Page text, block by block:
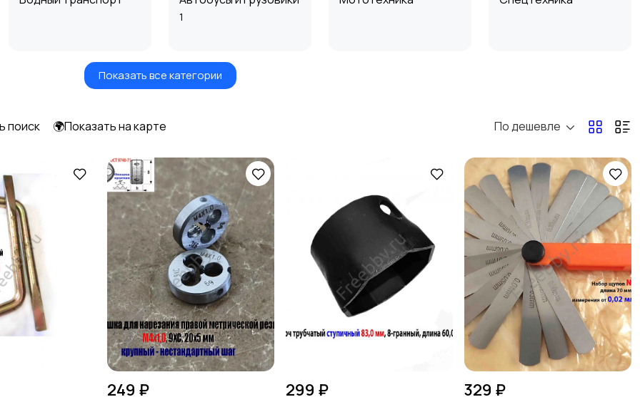
1
Прицепы, дома на
Воздушный
Показать все категории
поиск 🌍Показать на карте По дешевле
249 ₽ 299 ₽ 329 ₽